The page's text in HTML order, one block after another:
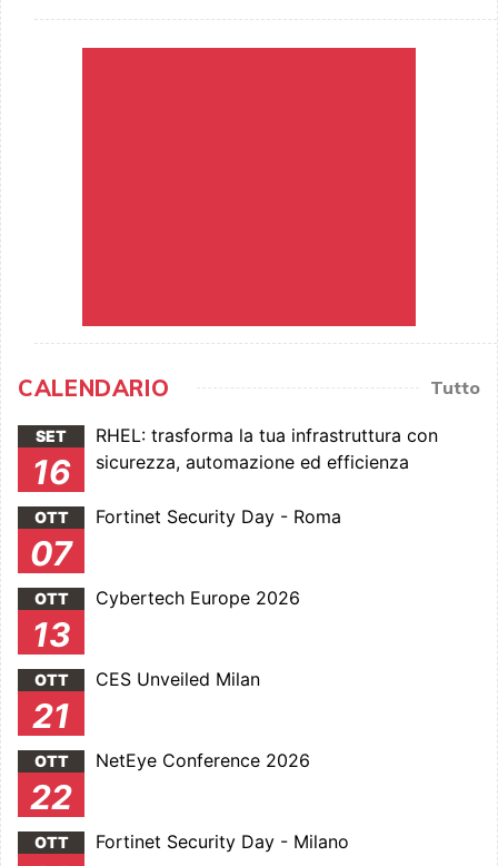
CALENDARIO Tutto
SET
16
RHEL: trasforma la tua infrastruttura con
sicurezza, automazione ed efficienza
OTT
07
Fortinet Security Day - Roma
OTT
13
Cybertech Europe 2026
OTT
21
CES Unveiled Milan
OTT
22
NetEye Conference 2026
OTT Fortinet Security Day - Milano